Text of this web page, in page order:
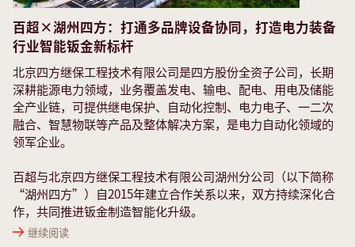
百超×湖州四方：打通多品牌设备协同，打造电力装备
行业智能钣金新标杆
北京四方继保工程技术有限公司是四方股份全资子公司，长期
深耕能源电力领域，业务覆盖发电、输电、配电、用电及储能
全产业链，可提供继电保护、自动化控制、电力电子、一二次
融合、智慧物联等产品及整体解决方案，是电力自动化领域的
领军企业。
百超与北京四方继保工程技术有限公司湖州分公司（以下简称
“湖州四方”）自2015年建立合作关系以来，双方持续深化合
作，共同推进钣金制造智能化升级。
继续阅读